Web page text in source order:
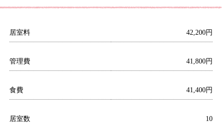
居室料 42,200円
管理費 41,800円
食費 41,400円
居室数 10